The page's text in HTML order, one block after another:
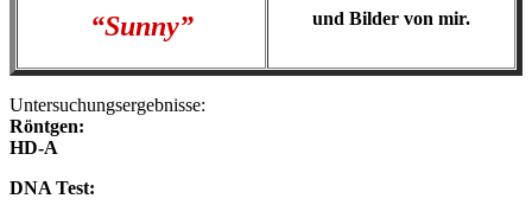
“Sunny”
und Bilder von mir.
Untersuchungsergebnisse:
Röntgen:
HD-A
DNA Test: